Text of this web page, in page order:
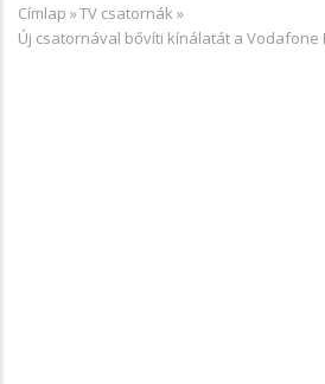
Morzsa
Címlap »TV csatornák »
Új csatornával bővíti kínálatát a Vodafone